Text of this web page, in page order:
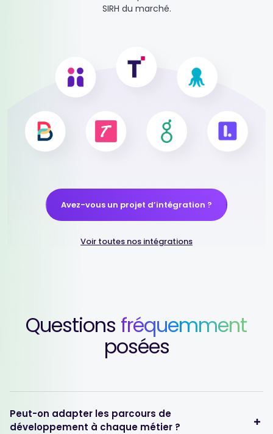
SIRH du marché.
Avez-vous un projet d’intégration ?
Voir toutes nos intégrations
Questions fréquemment
posées
Peut-on adapter les parcours de
développement à chaque métier ?